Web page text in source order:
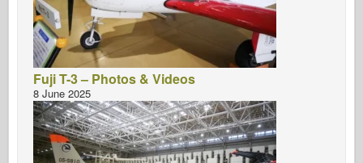
Fuji T-3 – Photos & Videos
8 June 2025